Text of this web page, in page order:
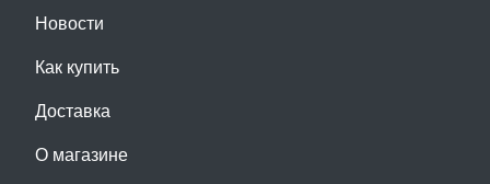
Новости
Как купить
Доставка
О магазине